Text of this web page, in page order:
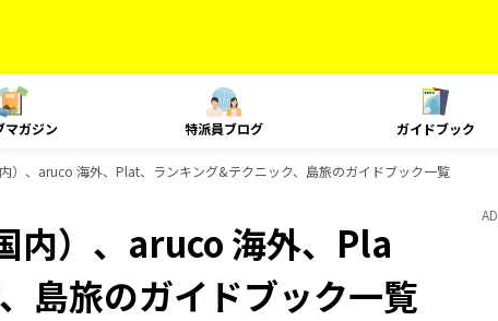
マガジン 特派員ブログ ガイドブック
）、aruco 海外、Plat、ランキング&テクニック、島旅のガイドブック一覧
内）、aruco 海外、Pla
島旅のガイドブック一覧
AD